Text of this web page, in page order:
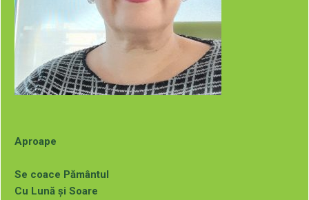
Aproape
Se coace Pământul
Cu Lună și Soare